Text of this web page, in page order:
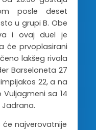
posle deset
u grupi B. Obe
i ovaj duel je
će prvoplasirani
lakšeg rivala
Barseloneta 27
22, a na
sa 14
će najverovatnije